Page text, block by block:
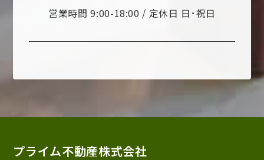
営業時間 9:00-18:00 / 定休日 日･祝日
プライム不動産株式会社